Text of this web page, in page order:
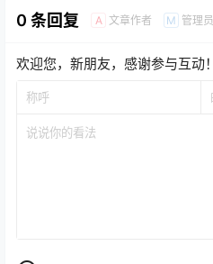
0 条回复 A 文章作者 M 管理员
欢迎您，新朋友，感谢参与互动！